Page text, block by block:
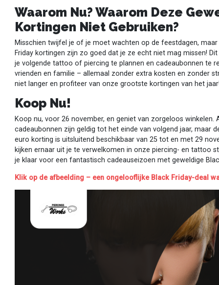
Waarom Nu? Waarom Deze
Kortingen Niet Gebruiken?
Misschien twijfel je of je moet wachten op de feestdagen, maar
Friday kortingen zijn zo goed dat je ze echt niet mag missen!
je volgende tattoo of piercing te plannen en cadeaubonnen te
vrienden en familie – allemaal zonder extra kosten en zonder
niet langer en profiteer van onze grootste kortingen van het
Koop Nu!
Koop nu, voor 26 november, en geniet van zorgeloos winkelen.
cadeaubonnen zijn geldig tot het einde van volgend jaar, maar
euro korting is uitsluitend beschikbaar van 25 tot en met 29
kijken ernaar uit je te verwelkomen in onze piercing- en tattoo
je klaar voor een fantastisch cadeauseizoen met geweldige
Klik op de afbeelding – een ongelooflijke Black Friday-deal